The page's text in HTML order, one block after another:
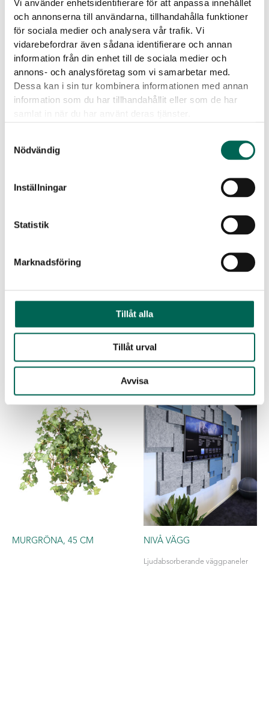
Vi använder enhetsidentifierare för att anpassa innehållet
och annonserna till användarna, tillhandahålla funktioner
för sociala medier och analysera vår trafik. Vi
vidarebefordrar även sådana identifierare och annan
information från din enhet till de sociala medier och
annons- och analysföretag som vi samarbetar med.
Dessa kan i sin tur kombinera informationen med annan
information som du har tillhandahållit eller som de har
samlat in när du har använt deras tjänster.
Nödvändig
Inställningar
Statistik
Marknadsföring
Tillåt alla
Tillåt urval
Avvisa
LINK LOD
Akustisk lamellstav
MURGRÖNA GIRLANG
MURGRÖNA, 45 CM NIVÅ VÄGG
Ljudabsorberande väggpaneler